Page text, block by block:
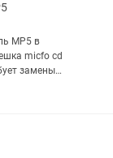
MP5 в